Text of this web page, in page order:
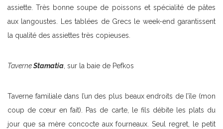
assiette. Très bonne soupe de poissons et spécialité de pâtes
aux langoustes. Les tablées de Grecs le week-end garantissent
la qualité des assiettes très copieuses.
TaverneStamatia, sur la baie de Pefkos
Taverne familiale dans l’un des plus beaux endroits de l’île (mon
coup de cœur en fait). Pas de carte, le fils débite les plats du
jour que sa mère concocte aux fourneaux. Seul regret, le petit